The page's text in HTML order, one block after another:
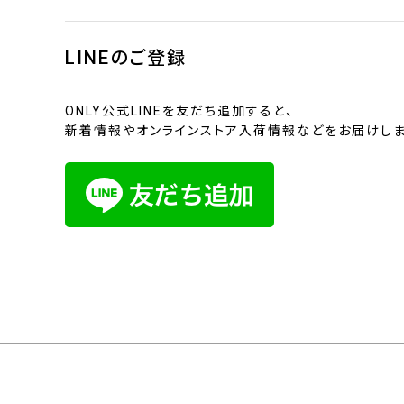
LINEのご登録
ONLY公式LINEを友だち追加すると、
新着情報やオンラインストア入荷情報などをお届けしま